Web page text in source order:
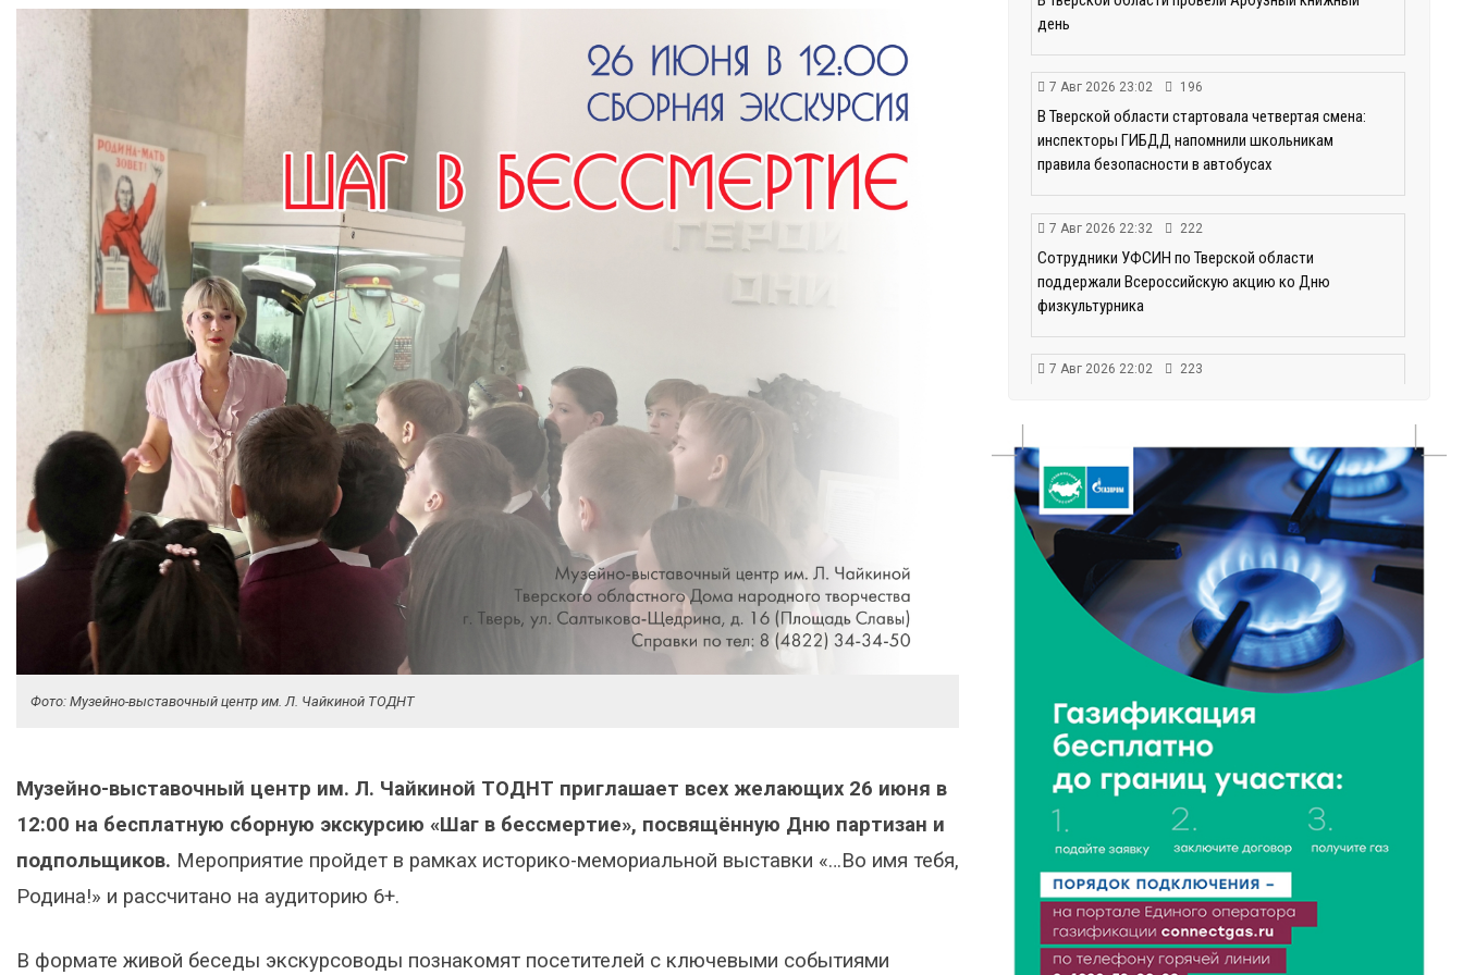
Фото: Музейно-выставочный центр им. Л. Чайкиной ТОДНТ
Музейно-выставочный центр им. Л. Чайкиной ТОДНТ приглашает всех желающих 26 июня в
12:00 на бесплатную сборную экскурсию «Шаг в бессмертие», посвящённую Дню партизан и
подпольщиков. Мероприятие пройдет в рамках историко-мемориальной выставки «…Во имя тебя,
Родина!» и рассчитано на аудиторию 6+.
В формате живой беседы экскурсоводы познакомят посетителей с ключевыми событиями
день
7 Авг 2026 23:02 196
В Тверской области стартовала четвертая смена:
инспекторы ГИБДД напомнили школьникам
правила безопасности в автобусах
7 Авг 2026 22:32 222
Сотрудники УФСИН по Тверской области
поддержали Всероссийскую акцию ко Дню
физкультурника
7 Авг 2026 22:02 223
цифровом формате
7 Авг 2026 21:02 307
Социальный фонд РФ представил актуальные
данные о численности пенсионеров
7 Авг 2026 20:02 273
Как питаться, чтобы мозг работал лучше:
рекомендации фитнес ‑ специалиста Александра
Семина
Ботанические лаборатории в школах: Тверская
область запускает масштабный экопроект
7 Авг 2026 18:52 566
В Ржеве чествовали работников строительной
отрасли